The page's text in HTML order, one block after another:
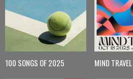
100 SONGS OF 2025 MIND TRAVEL